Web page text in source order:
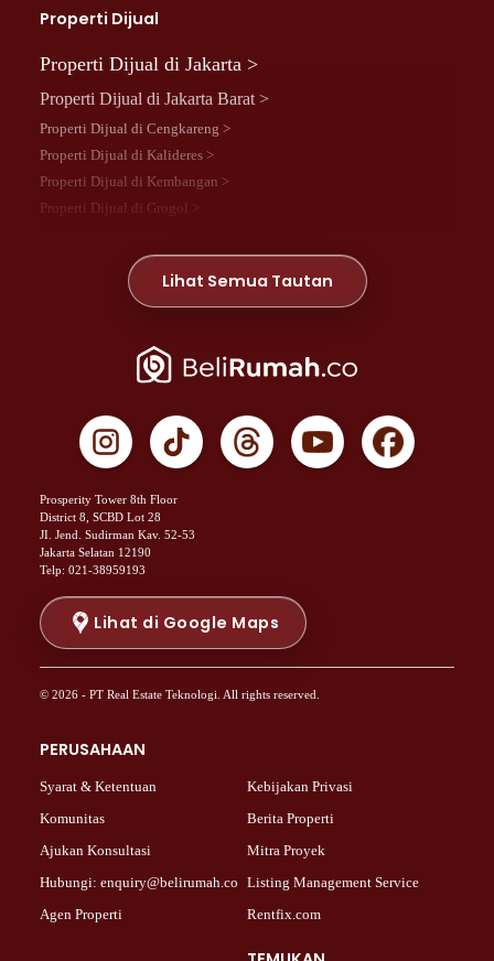
Properti Dijual
Properti Dijual di Jakarta >
Properti Dijual di Jakarta Barat >
Properti Dijual di Cengkareng >
Properti Dijual di Kalideres >
Properti Dijual di Kembangan >
Properti Dijual di Grogol >
Properti Dijual di Meruya >
Properti Dijual di Jelambar >
Properti Dijual di Jakarta Pusat >
Properti Dijual di Cempaka Putih >
Properti Dijual di Johar Baru >
Properti Dijual di Kemayoran >
Properti Dijual di Senen >
Properti Dijual di Tanah Abang >
Properti Dijual di Cikini >
Properti Dijual di Pasar Baru >
Properti Dijual di Bendungan Hilir >
Properti Dijual di Cilandak >
Properti Dijual di Gandaria Selatan >
Properti Dijual di Pondok Labu >
Properti Dijual di Cipete Selatan >
Properti Dijual di Senayan >
Properti Dijual di Pondok Pinang >
Lihat Semua Tautan
Prosperity Tower 8th Floor
District 8, SCBD Lot 28
JI. Jend. Sudirman Kav. 52-53
Jakarta Selatan 12190
Telp: 021-38959193
Lihat di Google Maps
© 2026 - PT Real Estate Teknologi. All rights reserved.
PERUSAHAAN
Syarat & Ketentuan Kebijakan Privasi
Komunitas Berita Properti
Ajukan Konsultasi Mitra Proyek
Hubungi: enquiry@belirumah.co Listing Management Service
Agen Properti Rentfix.com